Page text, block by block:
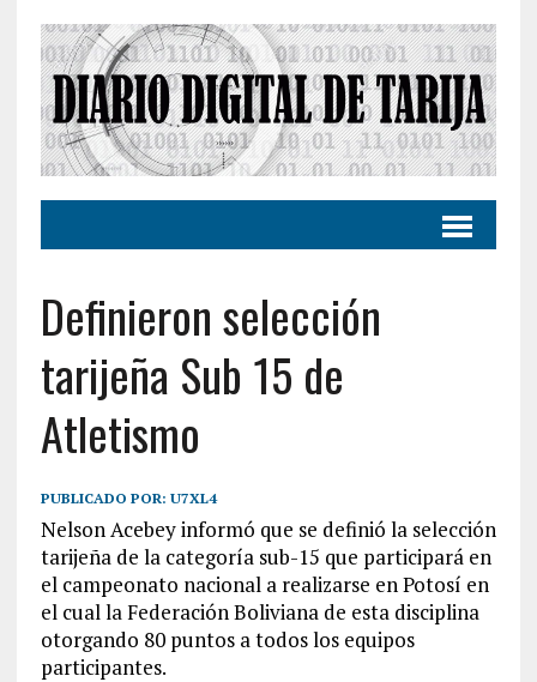
Definieron selección
tarijeña Sub 15 de
Atletismo
PUBLICADO POR: U7XL4
Nelson Acebey informó que se definió la selección
tarijeña de la categoría sub-15 que participará en
el campeonato nacional a realizarse en Potosí en
el cual la Federación Boliviana de esta disciplina
otorgando 80 puntos a todos los equipos
participantes.